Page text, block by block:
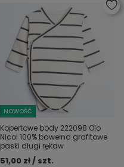
NOWOŚĆ
Kopertowe body 222098 Olo
Nicol 100% bawełna grafitowe
paski długi rękaw
51,00 zł / szt.